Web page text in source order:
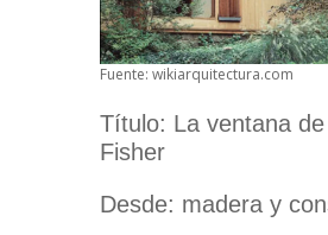
Fuente: wikiarquitectura.com
Título: La ventana
Fisher
Desde: madera y